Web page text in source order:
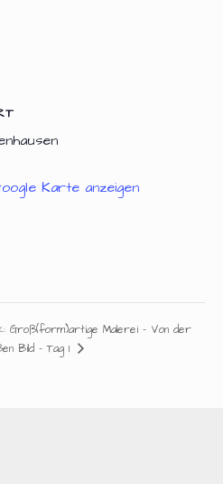
Karte anzeigen
Groß(form)artige Malerei – Von der
Bild – Tag 1